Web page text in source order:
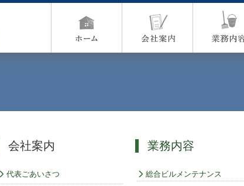
会社案内
代表ごあいさつ
業務内容
総合ビルメンテナンス